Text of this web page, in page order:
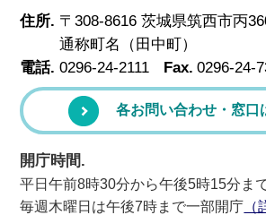
住所. 〒308-8616 茨城県筑西市丙
通称町名（田中町）
電話. 0296-24-2111 Fax. 0296-24-
各お問い合わせ・窓口
開庁時間.
平日午前8時30分から午後5時15分ま
毎週木曜日は午後7時まで一部開庁